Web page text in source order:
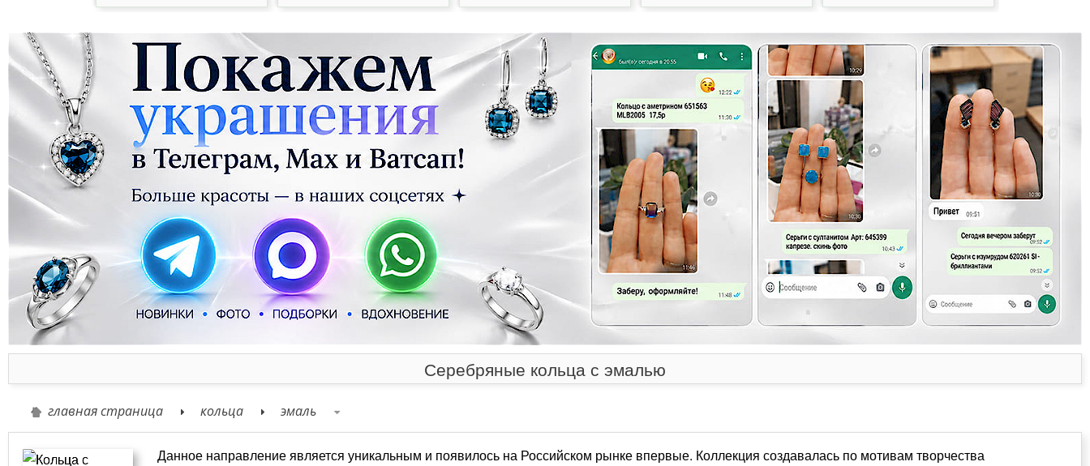
Серебряные кольца с эмалью
главная страница кольца эмаль
Данное направление является уникальным и появилось на Российском рынке впервые. Коллекция создавалась по мотивам творчества